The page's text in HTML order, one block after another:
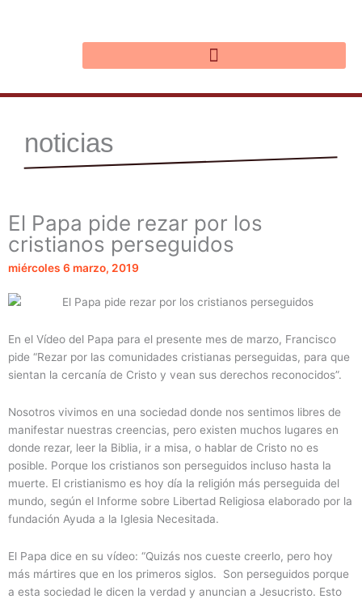
noticias
El Papa pide rezar por los
cristianos perseguidos
miércoles 6 marzo, 2019
En el Vídeo del Papa para el presente mes de marzo, Francisco
pide “Rezar por las comunidades cristianas perseguidas, para que
sientan la cercanía de Cristo y vean sus derechos reconocidos”.
Nosotros vivimos en una sociedad donde nos sentimos libres de
manifestar nuestras creencias, pero existen muchos lugares en
donde rezar, leer la Biblia, ir a misa, o hablar de Cristo no es
posible. Porque los cristianos son perseguidos incluso hasta la
muerte. El cristianismo es hoy día la religión más perseguida del
mundo, según el Informe sobre Libertad Religiosa elaborado por la
fundación Ayuda a la Iglesia Necesitada.
El Papa dice en su vídeo: “Quizás nos cueste creerlo, pero hoy
más mártires que en los primeros siglos.
Son perseguidos porque
a esta sociedad le dicen la verdad y anuncian a Jesucristo. Esto